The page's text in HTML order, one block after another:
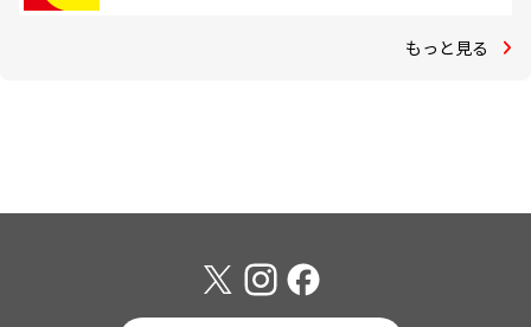
もっと見る